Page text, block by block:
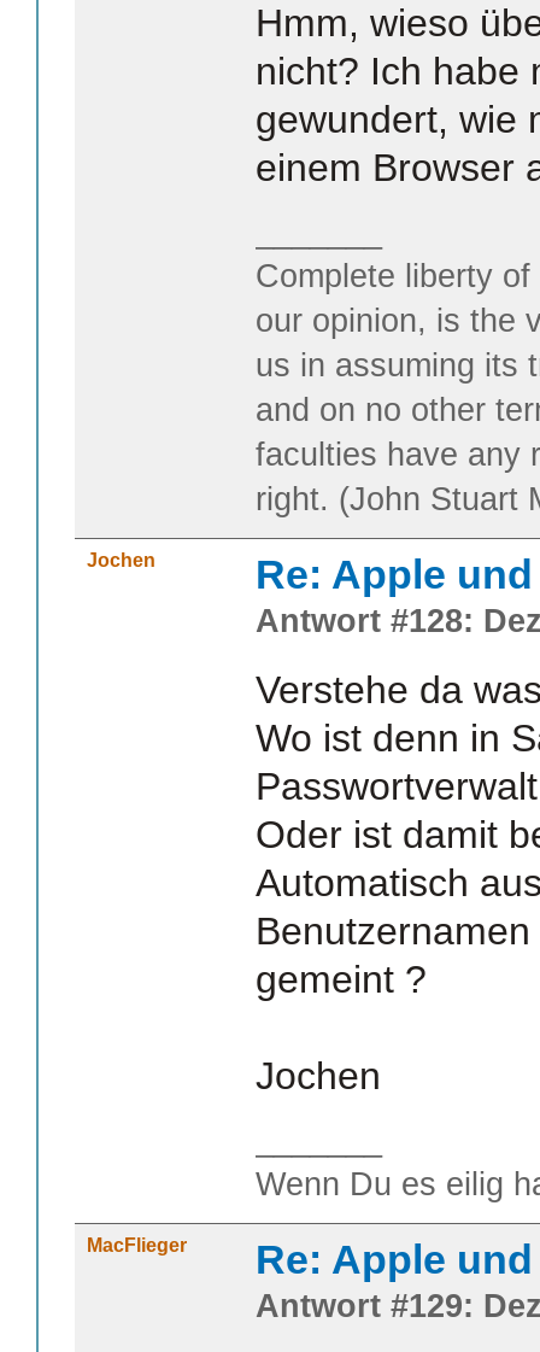
Hmm, wieso
nicht? Ich habe
gewundert, wie
einem Browser
Complete liberty
our opinion, is the
us in assuming its
and on no other
faculties have any
right. (John Stuart
Jochen Re: Apple
Antwort #128:
Verstehe da
Wo ist denn in
Oder ist damit
Automatisch
gemeint ?
Jochen
Wenn Du es eilig
MacFlieger Re: Apple
Antwort #129: